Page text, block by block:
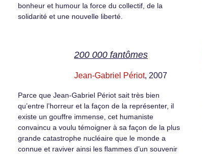
bonheur et humour la force du collectif, de la
solidarité et une nouvelle liberté.
200 000 fantômes
Jean-Gabriel Périot, 2007
Parce que Jean-Gabriel Périot sait très bien
qu’entre l’horreur et la façon de la représenter, il
existe un gouffre immense, cet humaniste
convaincu a voulu témoigner à sa façon de la plus
grande catastrophe nucléaire que le monde a
connue et raviver ainsi les flammes d’un souvenir